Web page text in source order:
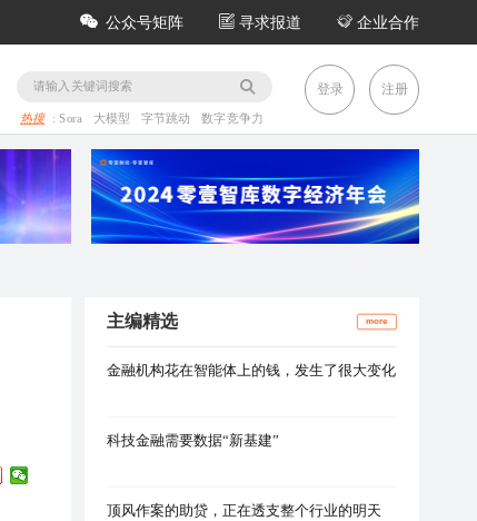
公众号矩阵 寻求报道 企业合作
热搜 :Sora 大模型 字节跳动 数字竞争力
登录 注册
主编精选 more
金融机构花在智能体上的钱，发生了很大变化
科技金融需要数据“新基建”
顶风作案的助贷，正在透支整个行业的明天